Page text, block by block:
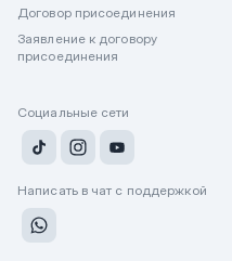
Договор присоединения
Заявление к договору
присоединения
Социальные сети
Написать в чат с поддержкой